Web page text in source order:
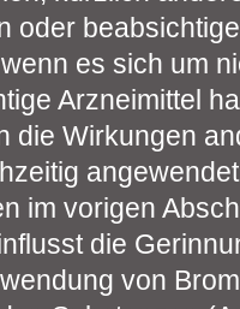
oder
es sich um
Arzneimittel
die Wirkungen
im vorigen
die
von